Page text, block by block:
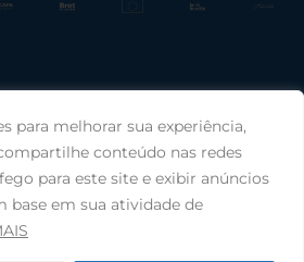
para melhorar sua experiência,
conteúdo nas redes
para este site e exibir anúncios
base em sua atividade de
sala 66, Porto Alegre, RS, 90030-100 |
(51) 99949-1120
de Missão entre Povos Indígenas ·